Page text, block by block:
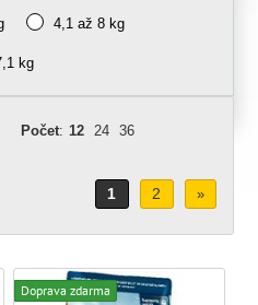
4,1 až 8 kg
kg
Počet: 12 24 36
1 2 »
Doprava zdarma